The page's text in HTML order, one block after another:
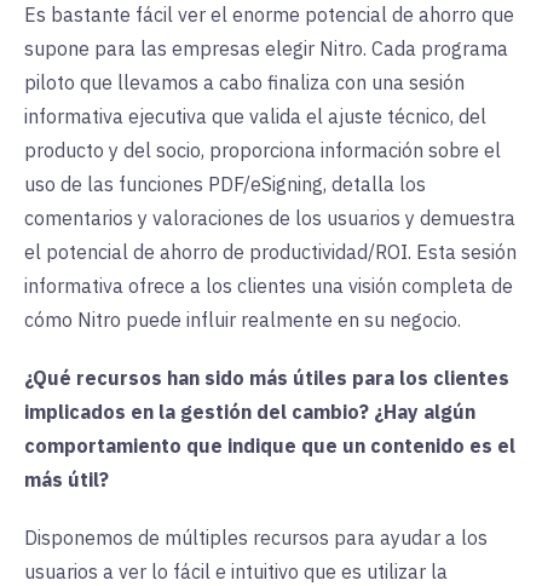
Es bastante fácil ver el enorme potencial de ahorro que
supone para las empresas elegir Nitro. Cada programa
piloto que llevamos a cabo finaliza con una sesión
informativa ejecutiva que valida el ajuste técnico, del
producto y del socio, proporciona información sobre el
uso de las funciones PDF/eSigning, detalla los
comentarios y valoraciones de los usuarios y demuestra
el potencial de ahorro de productividad/ROI. Esta sesión
informativa ofrece a los clientes una visión completa de
cómo Nitro puede influir realmente en su negocio. ‍
¿Qué recursos han sido más útiles para los clientes
implicados en la gestión del cambio? ¿Hay algún
comportamiento que indique que un contenido es el
más útil?
Disponemos de múltiples recursos para ayudar a los
usuarios a ver lo fácil e intuitivo que es utilizar la